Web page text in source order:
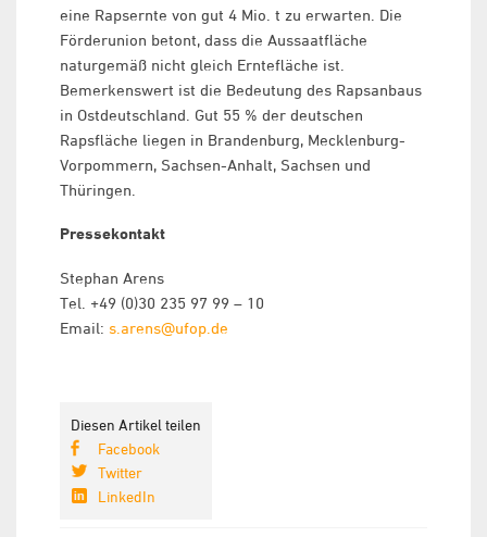
eine Rapsernte von gut 4 Mio. t zu erwarten. Die
Förderunion betont, dass die Aussaatfläche
naturgemäß nicht gleich Erntefläche ist.
Bemerkenswert ist die Bedeutung des Rapsanbaus
in Ostdeutschland. Gut 55 % der deutschen
Rapsfläche liegen in Brandenburg, Mecklenburg-
Vorpommern, Sachsen-Anhalt, Sachsen und
Thüringen.
Pressekontakt
Stephan Arens
Tel. +49 (0)30 235 97 99 – 10
Email: s.arens@ufop.de
Diesen Artikel teilen
Facebook
Twitter
LinkedIn